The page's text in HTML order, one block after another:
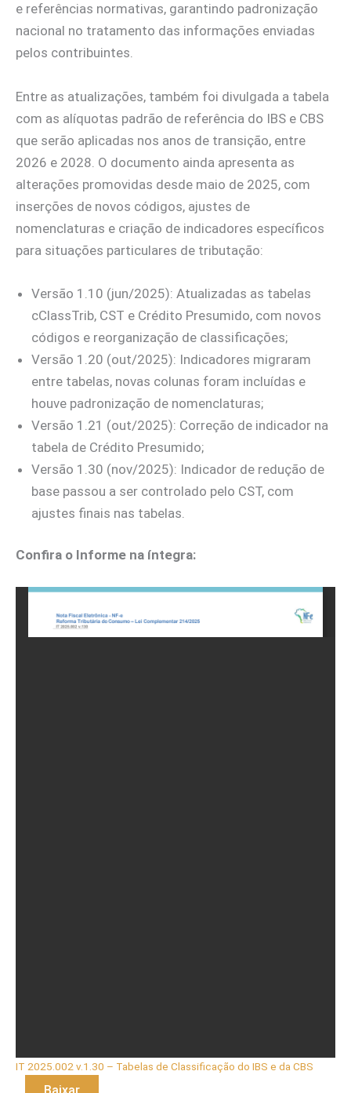
e referências normativas, garantindo padronização
nacional no tratamento das informações enviadas
pelos contribuintes.
Entre as atualizações, também foi divulgada a tabela
com as alíquotas padrão de referência do IBS e CBS
que serão aplicadas nos anos de transição, entre
2026 e 2028. O documento ainda apresenta as
alterações promovidas desde maio de 2025, com
inserções de novos códigos, ajustes de
nomenclaturas e criação de indicadores específicos
para situações particulares de tributação:
Versão 1.10 (jun/2025): Atualizadas as tabelas
cClassTrib, CST e Crédito Presumido, com novos
códigos e reorganização de classificações;
Versão 1.20 (out/2025): Indicadores migraram
entre tabelas, novas colunas foram incluídas e
houve padronização de nomenclaturas;
Versão 1.21 (out/2025): Correção de indicador na
tabela de Crédito Presumido;
Versão 1.30 (nov/2025): Indicador de redução de
base passou a ser controlado pelo CST, com
ajustes finais nas tabelas.
Confira o Informe na íntegra:
IT 2025.002 v.1.30 – Tabelas de Classificação do IBS e da CBS